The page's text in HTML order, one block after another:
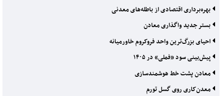
بهره‌برداری اقتصادی از باطله‌های معدنی
بستر جدید واگذاری معادن
احیای بزرگ‌ترین واحد فروکروم خاورمیانه
پیش‌بینی سود «فملی» در ۱۴۰۵
معادن پشت خط هوشمندسازی
معدن‌کاری روی گسل تورم